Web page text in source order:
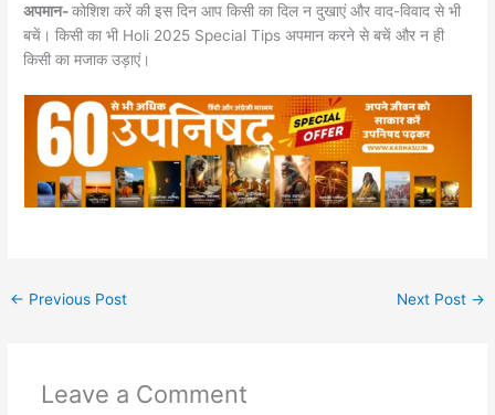
अपमान-कोशिश करें की इस दिन आप किसी का दिल न दुखाएं और वाद-विवाद से भी
बचें। किसी का भी Holi 2025 Special Tips अपमान करने से बचें और न ही
किसी का मजाक उड़ाएं।
← Previous Post Next Post →
Leave a Comment